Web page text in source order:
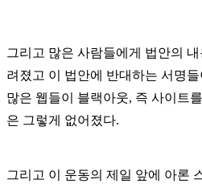
그리고 많은 사람들에게 법안의
려졌고 이 법안에 반대하는 서명들
많은 웹들이 블랙아웃, 즉 사이트를
은 그렇게 없어졌다.
그리고 이 운동의 제일 앞에 아론